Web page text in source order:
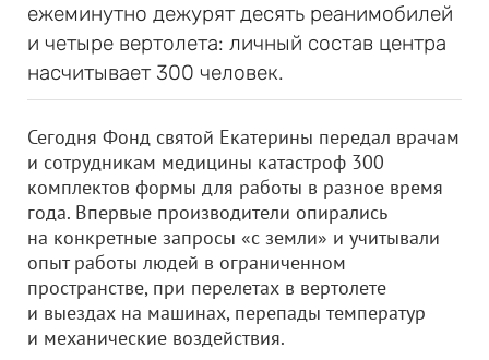
ежеминутно дежурят десять реанимобилей
и четыре вертолета: личный состав центра
насчитывает 300 человек.
Сегодня Фонд святой Екатерины передал врачам
и сотрудникам медицины катастроф 300
комплектов формы для работы в разное время
года. Впервые производители опирались
на конкретные запросы «с земли» и учитывали
опыт работы людей в ограниченном
пространстве, при перелетах в вертолете
и выездах на машинах, перепады температур
и механические воздействия.